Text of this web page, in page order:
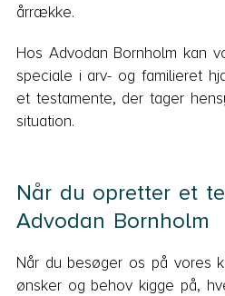
årrække.
Hos Advodan Bornholm kan
speciale i arv- og familieret
et testamente, der tager
situation.
Når du opretter et
Advodan Bornholm
Når du besøger os på vores
ønsker og behov kigge på,